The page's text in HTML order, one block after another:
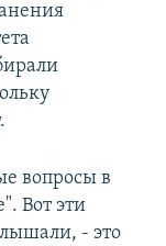
вопросы в
Вот эти
- это